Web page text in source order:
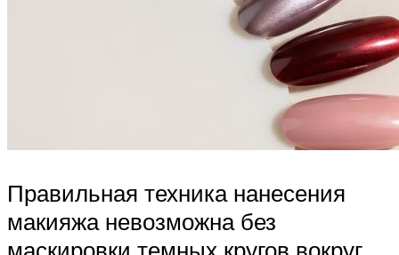
Правильная техника нанесения
макияжа невозможна без